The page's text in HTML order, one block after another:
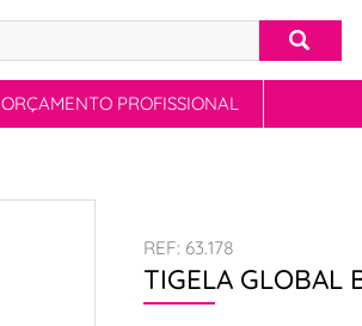
ORÇAMENTO PROFISSIONAL
REF: 63.178
TIGELA GLOBAL